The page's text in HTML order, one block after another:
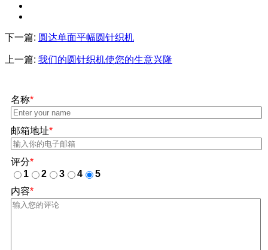
下一篇: 圆达单面平幅圆针织机
上一篇: 我们的圆针织机使您的生意兴隆
名称*
邮箱地址*
评分*
1
2 3 4
5
内容*